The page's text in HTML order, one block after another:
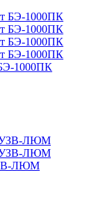
БЭ-1000ПК
ЛЮМ